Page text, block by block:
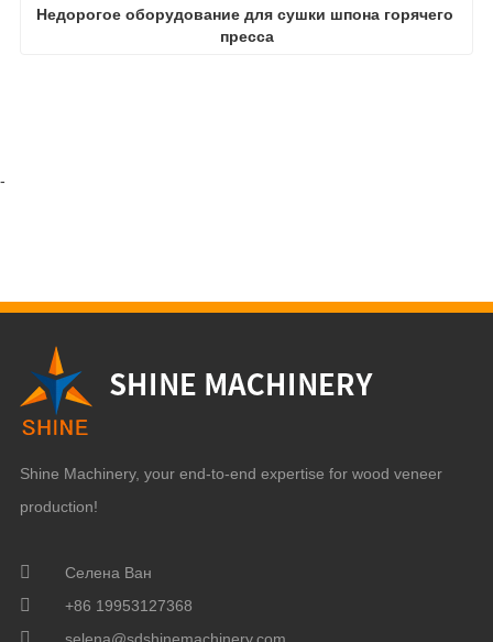
Недорогое оборудование для сушки шпона горячего
пресса
-
Shine Machinery, your end-to-end expertise for wood veneer
production!
Селена Ван
+86 19953127368